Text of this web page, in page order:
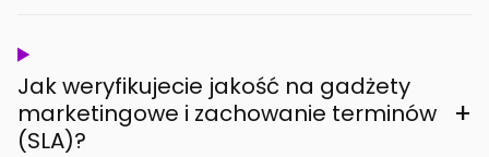
Jak weryfikujecie jakość na gadżety
marketingowe i zachowanie terminów
(SLA)?
+